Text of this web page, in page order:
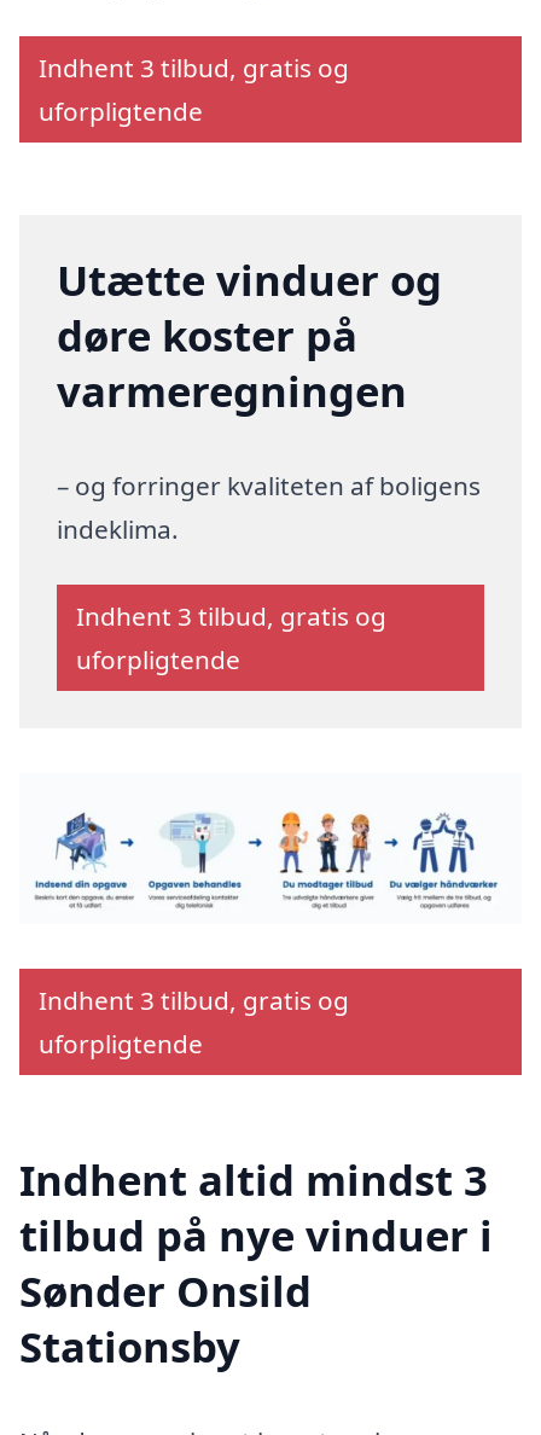
Indhent 3 tilbud, gratis og
uforpligtende
Utætte vinduer og
døre koster på
varmeregningen
– og forringer kvaliteten af boligens
indeklima.
Indhent 3 tilbud, gratis og
uforpligtende
Indhent 3 tilbud, gratis og
uforpligtende
Indhent altid mindst 3
tilbud på nye vinduer i
Sønder Onsild
Stationsby